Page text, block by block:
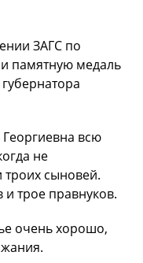
ЗАГС по
памятную медаль
всю
не
троих сыновей.
трое правнуков.
очень хорошо,